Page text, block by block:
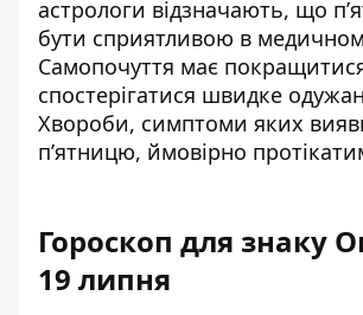
астрологи відзначають, що
бути сприятливою в
Самопочуття має
спостерігатися швидке
Хвороби, симптоми яких
п’ятницю, ймовірно
Гороскоп для знаку
19 липня